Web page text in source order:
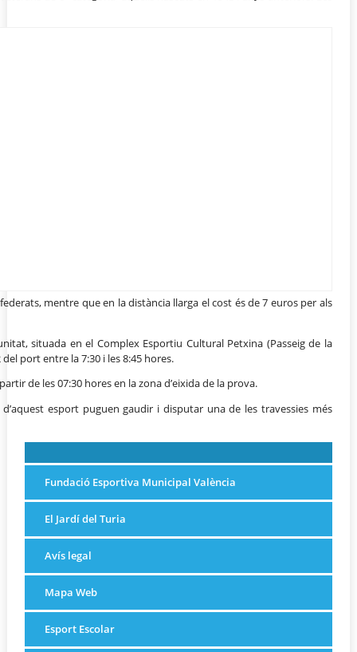
mentre que en la distància llarga el cost és de 7 euros per als
situada en el Complex Esportiu Cultural Petxina (Passeig de la
port entre la 7:30 i les 8:45 hores.
de les 07:30 hores en la zona d’eixida de la prova.
esport puguen gaudir i disputar una de les travessies més
Fundació Esportiva Municipal València
El Jardí del Turia
Avís legal
Mapa Web
Esport Escolar